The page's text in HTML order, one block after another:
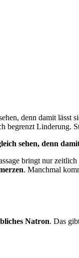
denn damit
begrenzt
sehen, denn
bringt nur
. Manchmal
Natron. Das